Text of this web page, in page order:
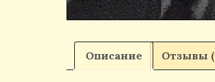
Описание Отзывы